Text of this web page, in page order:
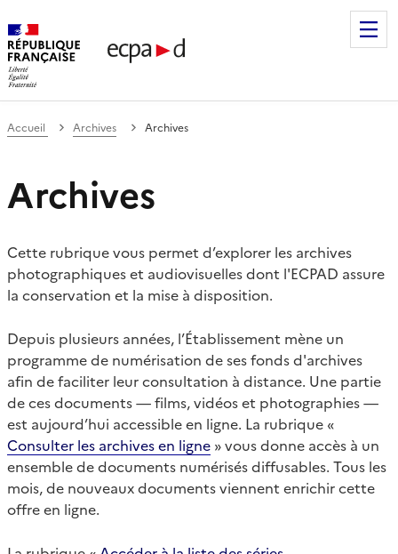
de communication et de production
Accueil Archives Archives
Archives
Cette rubrique vous permet d’explorer les archives
photographiques et audiovisuelles dont l'ECPAD assure
la conservation et la mise à disposition.
Depuis plusieurs années, l’Établissement mène un
programme de numérisation de ses fonds d'archives
afin de faciliter leur consultation à distance. Une partie
de ces documents — films, vidéos et photographies —
est aujourd’hui accessible en ligne. La rubrique «
Consulter les archives en ligne » vous donne accès à un
ensemble de documents numérisés diffusables. Tous les
mois, de nouveaux documents viennent enrichir cette
offre en ligne.